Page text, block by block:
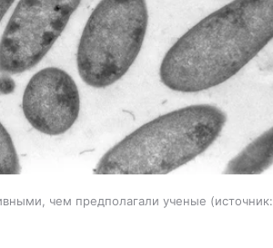
чем предполагали ученые источник: